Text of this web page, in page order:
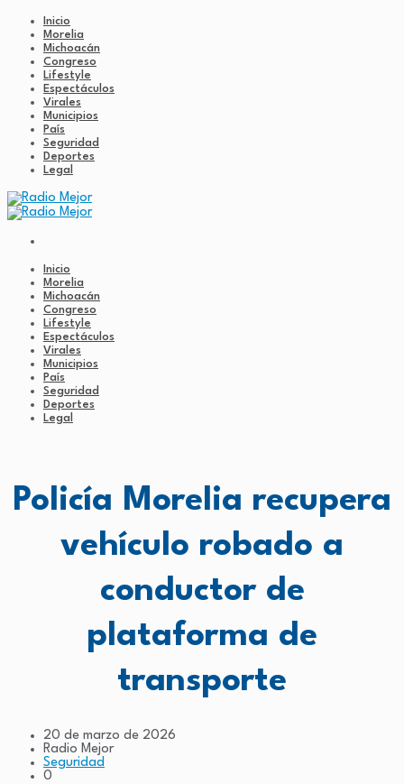
Inicio
Morelia
Michoacán
Congreso
Lifestyle
Espectáculos
Virales
Municipios
País
Seguridad
Deportes
Legal
Inicio
Morelia
Michoacán
Congreso
Lifestyle
Espectáculos
Virales
Municipios
País
Seguridad
Deportes
Legal
Policía Morelia recupera
vehículo robado a
conductor de
plataforma de
transporte
20 de marzo de 2026
Radio Mejor
Seguridad
0